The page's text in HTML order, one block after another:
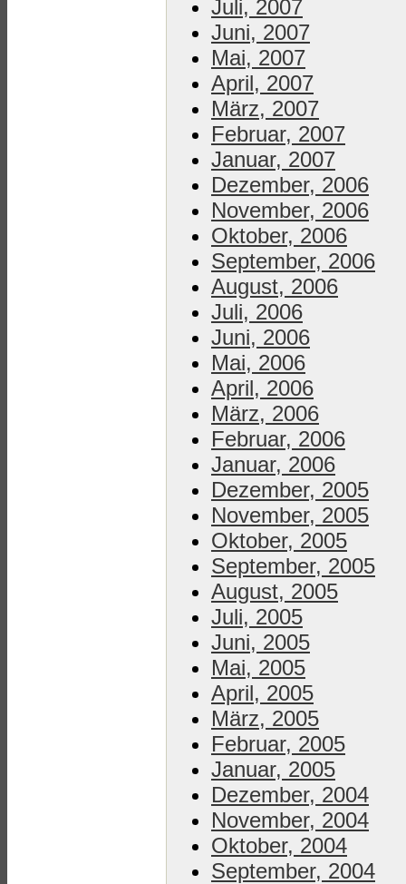
Juli, 2007
Juni, 2007
Mai, 2007
April, 2007
März, 2007
Februar, 2007
Januar, 2007
Dezember, 2006
November, 2006
Oktober, 2006
September, 2006
August, 2006
Juli, 2006
Juni, 2006
Mai, 2006
April, 2006
März, 2006
Februar, 2006
Januar, 2006
Dezember, 2005
November, 2005
Oktober, 2005
September, 2005
August, 2005
Juli, 2005
Juni, 2005
Mai, 2005
April, 2005
März, 2005
Februar, 2005
Januar, 2005
Dezember, 2004
November, 2004
Oktober, 2004
September, 2004